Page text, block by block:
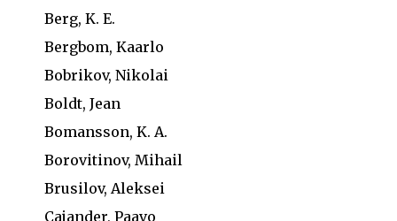
Berg, K. E.
Bergbom, Kaarlo
Bobrikov, Nikolai
Boldt, Jean
Bomansson, K. A.
Borovitinov, Mihail
Brusilov, Aleksei
Cajander, Paavo